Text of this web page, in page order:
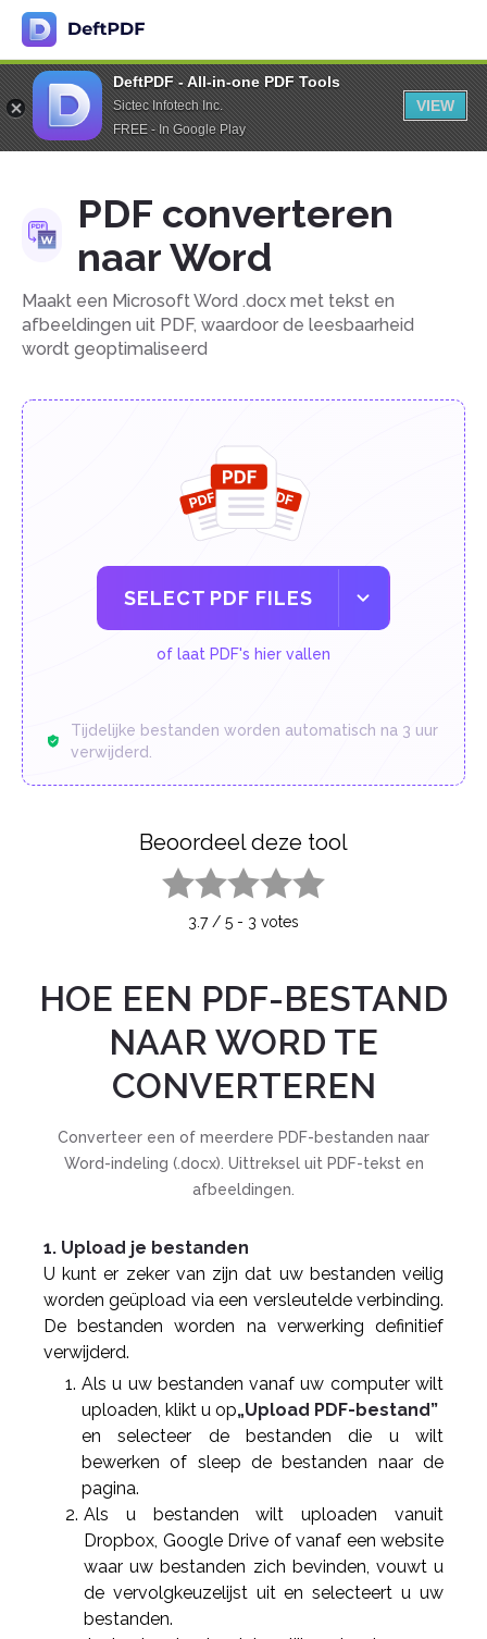
DeftPDF - All-in-one PDF Tools
Sictec Infotech Inc.
FREE - In Google Play
VIEW
PDF converteren
naar Word
Maakt een Microsoft Word .docx met tekst en
afbeeldingen uit PDF, waardoor de leesbaarheid
wordt geoptimaliseerd
SELECT PDF FILES
of laat PDF's hier vallen
Tijdelijke bestanden worden automatisch na 3 uur
verwijderd.
Beoordeel deze tool
3.7/ 5 - 3 votes
HOE EEN PDF-BESTAND
NAAR WORD TE
CONVERTEREN
Converteer een of meerdere PDF-bestanden naar
Word-indeling (.docx). Uittreksel uit PDF-tekst en
afbeeldingen.
1. Upload je bestanden
U kunt er zeker van zijn dat uw bestanden veilig
worden geüpload via een versleutelde verbinding.
De bestanden worden na verwerking definitief
verwijderd.
Als u uw bestanden vanaf uw computer wilt
uploaden, klikt u op„Upload PDF-bestand”
en selecteer de bestanden die u wilt
bewerken of sleep de bestanden naar de
pagina.
Als u bestanden wilt uploaden vanuit
Dropbox, Google Drive of vanaf een website
waar uw bestanden zich bevinden, vouwt u
de vervolgkeuzelijst uit en selecteert u uw
bestanden.